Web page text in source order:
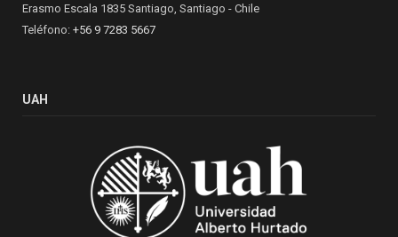
Erasmo Escala 1835 Santiago, Santiago - Chile
Teléfono: +56 9 7283 5667
UAH